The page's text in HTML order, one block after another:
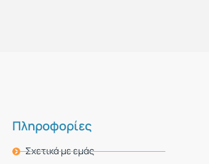
Πληροφορίες
Σχετικά με εμάς